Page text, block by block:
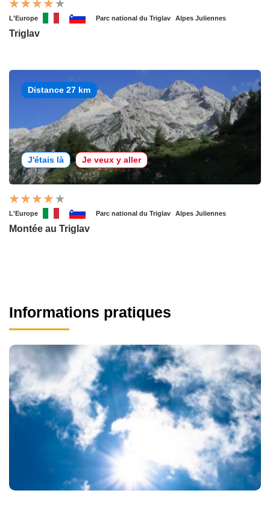
L'Europe Parc national du Triglav Alpes Juliennes
Triglav
Distance 27 km
J'étais là Je veux y aller
L'Europe Parc national du Triglav Alpes Juliennes
Montée au Triglav
Informations pratiques